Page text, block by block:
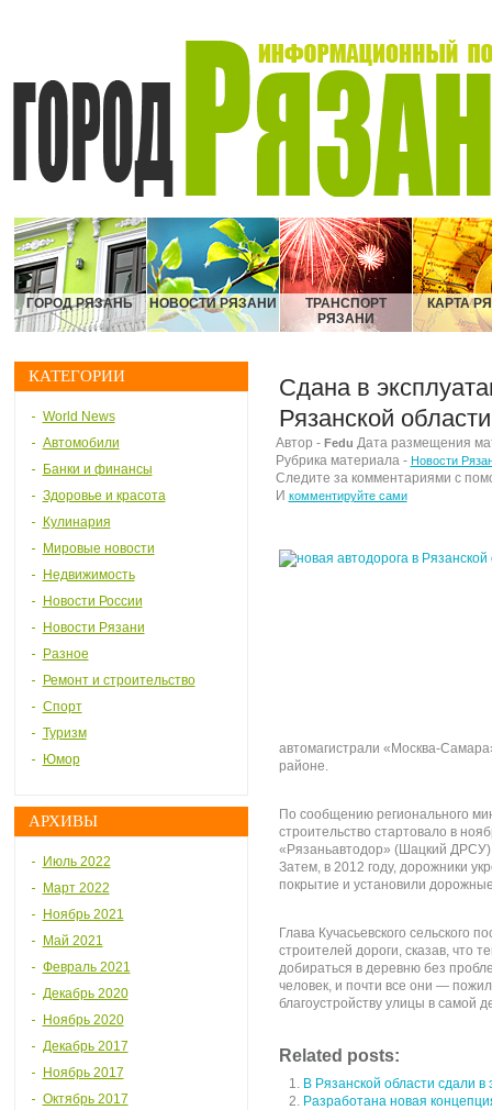
ГОРОД РЯЗАНЬ НОВОСТИ РЯЗАНИ
ТРАНСПОРТ
РЯЗАНИ
КАРТА
КАТЕГОРИИ
World News
Автомобили
Банки и финансы
Здоровье и красота
Кулинария
Мировые новости
Недвижимость
Новости России
Новости Рязани
Разное
Ремонт и строительство
Спорт
Туризм
Юмор
АРХИВЫ
Июль 2022
Март 2022
Ноябрь 2021
Май 2021
Февраль 2021
Декабрь 2020
Ноябрь 2020
Декабрь 2017
Ноябрь 2017
Октябрь 2017
Сдана в
Рязанской области
Автор - Fedu Дата размещения
Рубрика материала - Новости
Следите за комментариями с
И комментируйте сами
автомагистрали «Москва-
районе.
По сообщению регионального
строительство стартовало в
«Рязаньавтодор» (Шацкий
Затем, в 2012 году, дорожники
покрытие и установили
Глава Кучасьевского сельского
строителей дороги, сказав, что
добираться в деревню без
человек, и почти все они —
благоустройству улицы в самой
Related posts:
В Рязанской области сдали
Разработана новая